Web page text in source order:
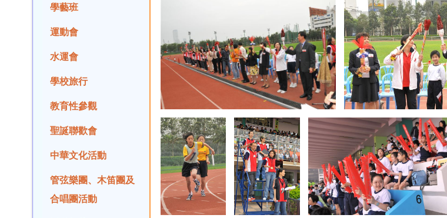
學藝班
運動會
水運會
學校旅行
教育性參觀
聖誕聯歡會
中華文化活動
管弦樂團、木笛團及
合唱團活動